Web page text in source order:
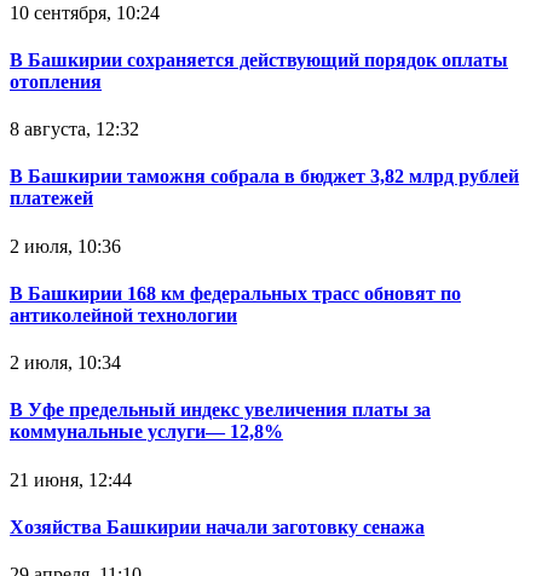
10 сентября, 10:24
В Башкирии сохраняется действующий порядок оплаты
отопления
8 августа, 12:32
В Башкирии таможня собрала в бюджет 3,82 млрд рублей
платежей
2 июля, 10:36
В Башкирии 168 км федеральных трасс обновят по
антиколейной технологии
2 июля, 10:34
В Уфе предельный индекс увеличения платы за
коммунальные услуги— 12,8%
21 июня, 12:44
Хозяйства Башкирии начали заготовку сенажа